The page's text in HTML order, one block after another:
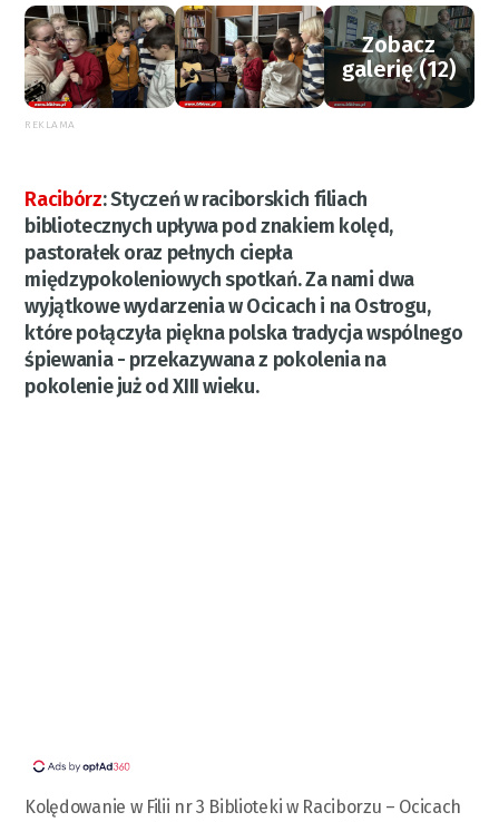
Zobacz
galerię (12)
REKLAMA
Racibórz:Styczeń w raciborskich filiach
bibliotecznych upływa pod znakiem kolęd,
pastorałek oraz pełnych ciepła
międzypokoleniowych spotkań. Za nami dwa
wyjątkowe wydarzenia w Ocicach i na Ostrogu,
które połączyła piękna polska tradycja wspólnego
śpiewania - przekazywana z pokolenia na
pokolenie już od XIII wieku.
Kolędowanie w Filii nr 3 Biblioteki w Raciborzu – Ocicach